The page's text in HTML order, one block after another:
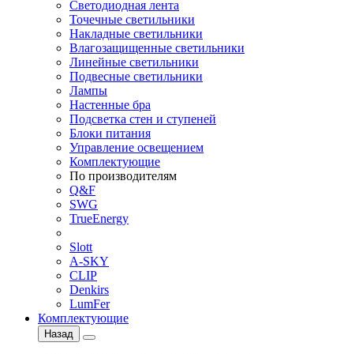
Светодиодная лента
Точечные светильники
Накладные светильники
Влагозащищенные светильники
Линейные светильники
Подвесные светильники
Лампы
Настенные бра
Подсветка стен и ступеней
Блоки питания
Управление освещением
Комплектующие
По производителям
Q&F
SWG
TrueEnergy
Slott
A-SKY
CLIP
Denkirs
LumFer
Комплектующие
Назад